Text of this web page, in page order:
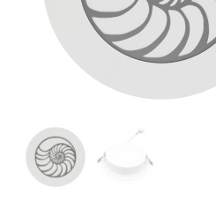
Privatumo politika
Atsiskaitymo informacija
Prekių pristatymo taisyklės
Gamybos terminai ir procesas